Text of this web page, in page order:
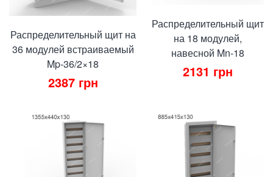
Распределительный щит на
36 модулей встраиваемый
Mp-36/2×18
2387 грн
Распределительный щит
на 18 модулей,
навесной Mn-18
2131 грн